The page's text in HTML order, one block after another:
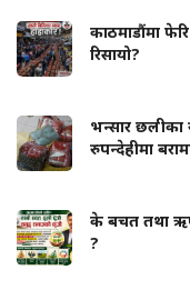
काठमाडौंमा
रिसायो?
भन्सार छलीका
रुपन्देहीमा
के बचत तथा ऋण
?